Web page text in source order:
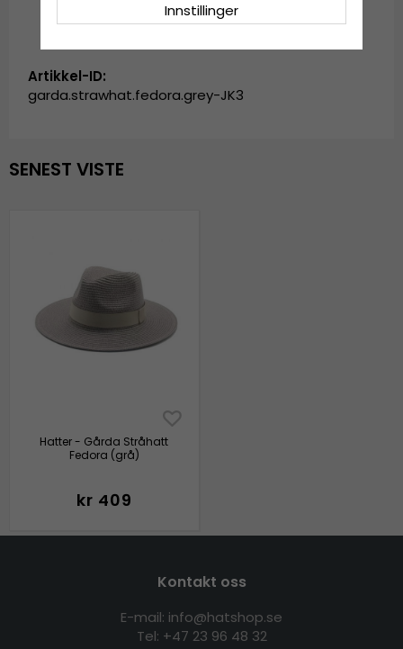
Artikkel-ID:
garda.strawhat.fedora.grey-JK3
SENEST VISTE
Hatter - Gårda Stråhatt
Fedora (grå)
kr 409
Kontakt oss
E-mail: info@hatshop.se
Tel: +47 23 96 48 32
Innstillinger